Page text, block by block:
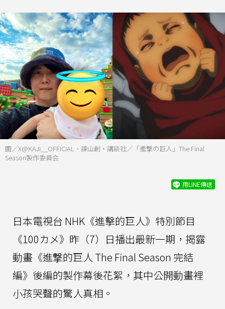
圖／X@KAJI__OFFICIAL、諫山創・講談社／「進撃の巨人」The Final
Season製作委員会
用LINE傳送
日本電視台 NHK《進擊的巨人》特別節目
《100カメ》昨（7）日播出最新一期，揭露
動畫《進撃的巨人 The Final Season 完結
編》後編的製作幕後花絮，其中公開動畫裡
小孩哭聲的驚人真相。